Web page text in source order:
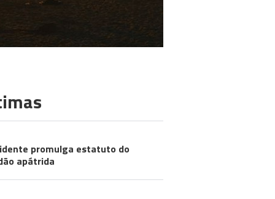
promulga estatuto do
apátrida